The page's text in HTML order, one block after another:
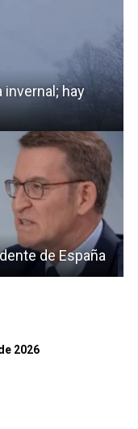
invernal; hay
de España
2026